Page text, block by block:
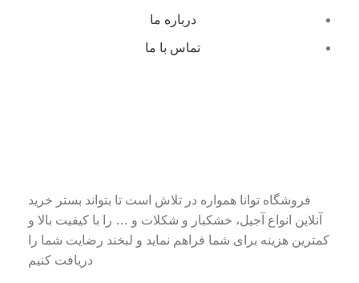
درباره ما
تماس با ما
فروشگاه توانا همواره در تلاش است تا بتواند بستر خرید
آنلاین انواع آجیل، خشکبار و شکلات و … را با کیفیت بالا و
کمترین هزینه برای شما فراهم نماید و لبخند رضایت شما را
دریافت کنیم